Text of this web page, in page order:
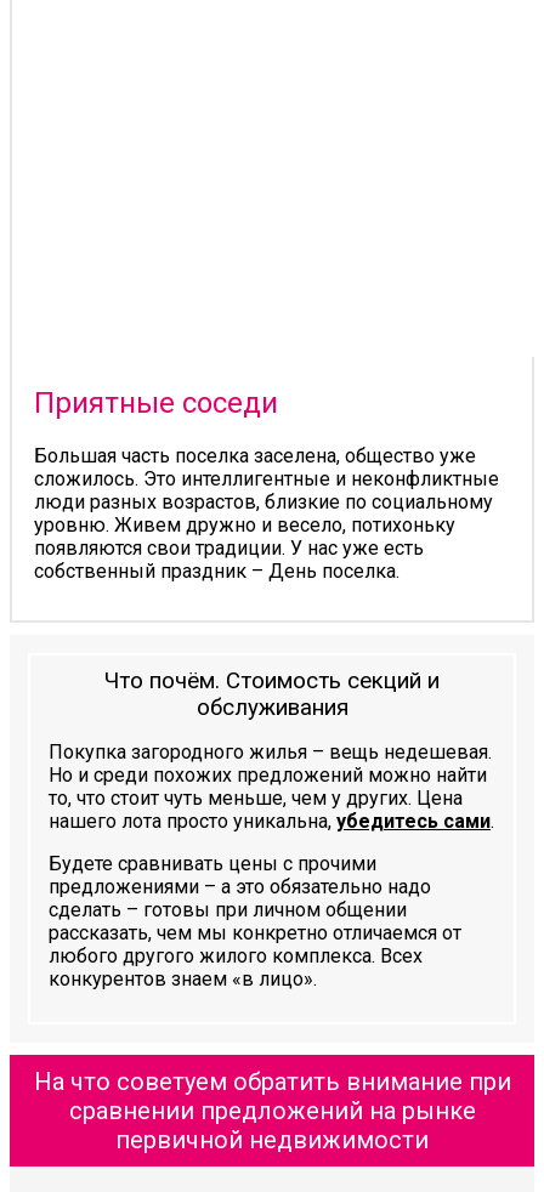
Приятные соседи
Большая часть поселка заселена, общество уже
сложилось. Это интеллигентные и неконфликтные
люди разных возрастов, близкие по социальному
уровню. Живем дружно и весело, потихоньку
появляются свои традиции. У нас уже есть
собственный праздник – День поселка.
Что почём. Стоимость секций и
обслуживания
Покупка загородного жилья – вещь недешевая.
Но и среди похожих предложений можно найти
то, что стоит чуть меньше, чем у других. Цена
нашего лота просто уникальна, убедитесь сами.
Будете сравнивать цены с прочими
предложениями – а это обязательно надо
сделать – готовы при личном общении
рассказать, чем мы конкретно отличаемся от
любого другого жилого комплекса. Всех
конкурентов знаем «в лицо».
На что советуем обратить внимание при
сравнении предложений на рынке
первичной недвижимости